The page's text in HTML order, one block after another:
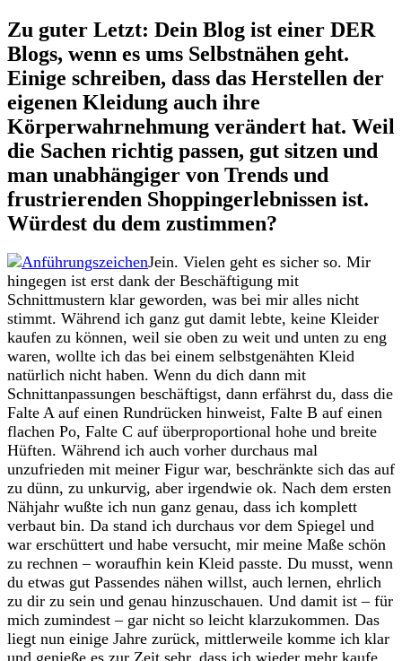
Zu guter Letzt: Dein Blog ist einer DER
Blogs, wenn es ums Selbstnähen geht.
Einige schreiben, dass das Herstellen der
eigenen Kleidung auch ihre
Körperwahrnehmung verändert hat. Weil
die Sachen richtig passen, gut sitzen und
man unabhängiger von Trends und
frustrierenden Shoppingerlebnissen ist.
Würdest du dem zustimmen?
Jein. Vielen geht es sicher so. Mir
hingegen ist erst dank der Beschäftigung mit
Schnittmustern klar geworden, was bei mir alles nicht
stimmt. Während ich ganz gut damit lebte, keine Kleider
kaufen zu können, weil sie oben zu weit und unten zu eng
waren, wollte ich das bei einem selbstgenähten Kleid
natürlich nicht haben. Wenn du dich dann mit
Schnittanpassungen beschäftigst, dann erfährst du, dass die
Falte A auf einen Rundrücken hinweist, Falte B auf einen
flachen Po, Falte C auf überproportional hohe und breite
Hüften. Während ich auch vorher durchaus mal
unzufrieden mit meiner Figur war, beschränkte sich das auf
zu dünn, zu unkurvig, aber irgendwie ok. Nach dem ersten
Nähjahr wußte ich nun ganz genau, dass ich komplett
verbaut bin. Da stand ich durchaus vor dem Spiegel und
war erschüttert und habe versucht, mir meine Maße schön
zu rechnen – woraufhin kein Kleid passte. Du musst, wenn
du etwas gut Passendes nähen willst, auch lernen, ehrlich
zu dir zu sein und genau hinzuschauen. Und damit ist – für
mich zumindest – gar nicht so leicht klarzukommen. Das
liegt nun einige Jahre zurück, mittlerweile komme ich klar